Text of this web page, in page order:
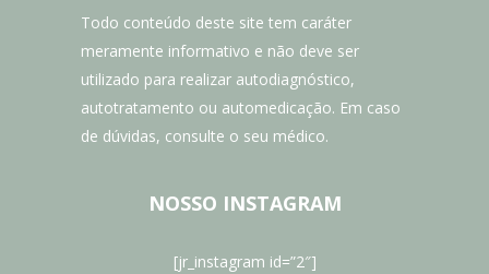
Todo conteúdo deste site tem caráter
meramente informativo e não deve ser
utilizado para realizar autodiagnóstico,
autotratamento ou automedicação. Em caso
de dúvidas, consulte o seu médico.
NOSSO INSTAGRAM
[jr_instagram id=”2″]